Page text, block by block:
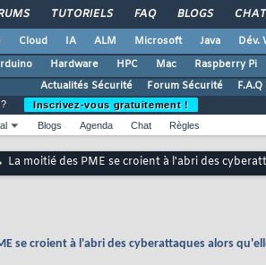
TUTORIELS FAQ BLOGS CHAT
Cloud IA ALM Microsoft Java Dév.
Hardware HPC Mac Raspberry Pi
Actualités Sécurité
Forum Sécurité
Inscrivez-vous gratuitement !
Blogs Agenda Chat Règles
La moitié des PME se croient à l'abri des
se croient à l'abri des cyberattaques alors